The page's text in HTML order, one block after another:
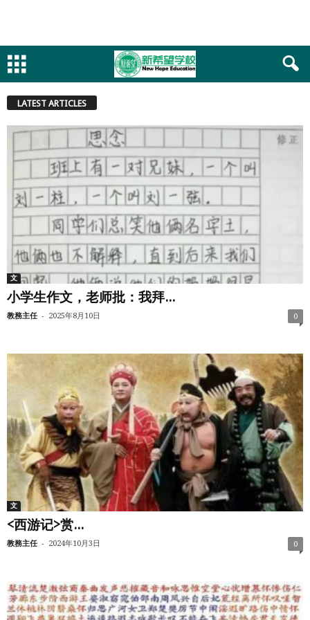
LATEST ARTICLES
文
小学生作文，老师批：我拜...
教務主任 - 2025年8月10日 0
文
<西游记>赏...
教務主任 - 2024年10月3日 0